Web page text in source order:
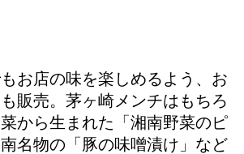
お店の味を楽しめるよう、お
販売。茅ヶ崎メンチはもちろ
から生まれた「湘南野菜のピ
名物の「豚の味噌漬け」など